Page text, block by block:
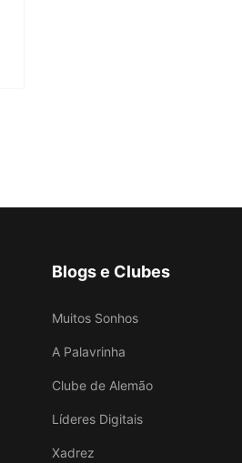
Blogs e Clubes
Muitos Sonhos
A Palavrinha
Clube de Alemão
Líderes Digitais
Xadrez